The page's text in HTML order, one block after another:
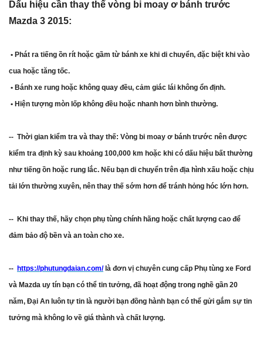
Dấu hiệu cần thay thế vòng bi moay ơ bánh trước
Mazda 3 2015:
• Phát ra tiếng ồn rít hoặc gầm từ bánh xe khi di chuyển, đặc biệt khi vào
cua hoặc tăng tốc.
• Bánh xe rung hoặc không quay đều, cảm giác lái không ổn định.
• Hiện tượng mòn lốp không đều hoặc nhanh hơn bình thường.
-- Thời gian kiểm tra và thay thế: Vòng bi moay ơ bánh trước nên được
kiểm tra định kỳ sau khoảng 100,000 km hoặc khi có dấu hiệu bất thường
như tiếng ồn hoặc rung lắc. Nếu bạn di chuyển trên địa hình xấu hoặc chịu
tải lớn thường xuyên, nên thay thế sớm hơn để tránh hỏng hóc lớn hơn.
-- Khi thay thế, hãy chọn phụ tùng chính hãng hoặc chất lượng cao để
đảm bảo độ bền và an toàn cho xe.
-- https://phutungdaian.com/là đơn vị chuyên cung cấp Phụ tùng xe Ford
và Mazda uy tín bạn có thể tin tưởng, đã hoạt động trong nghề gần 20
năm, Đại An luôn tự tin là người bạn đồng hành bạn có thể gửi gắm sự tin
tưởng mà không lo về giá thành và chất lượng.